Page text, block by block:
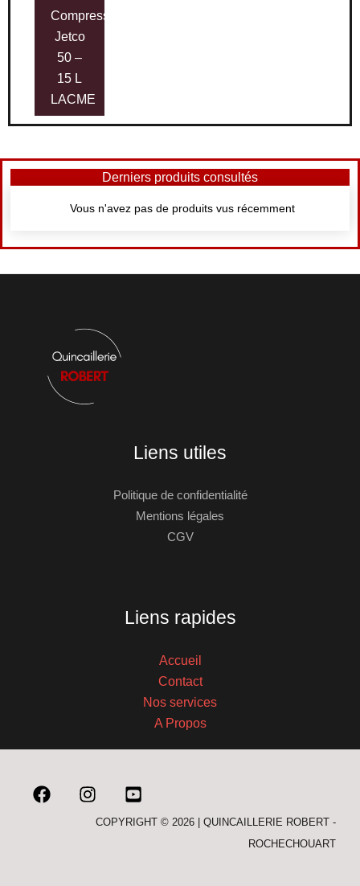
Compresseur
Jetco
50 –
15 L
LACME
Derniers produits consultés
Vous n'avez pas de produits vus récemment
Liens utiles
Politique de confidentialité
Mentions légales
CGV
Liens rapides
Accueil
Contact
Nos services
A Propos
COPYRIGHT © 2026 | QUINCAILLERIE ROBERT -
ROCHECHOUART